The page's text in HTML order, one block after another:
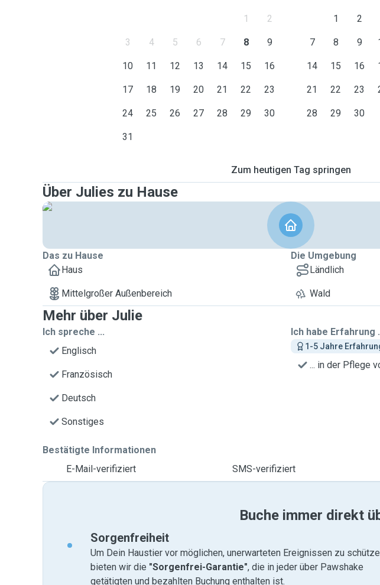
1 2
3 4 5 6 7 8 9
10 11 12 13 14 15 16
17 18 19 20 21 22 23
24 25 26 27 28 29 30
31
1 2
7 8 9
14 15 16
21 22 23
28 29 30
Zum heutigen Tag springen
Über Julies zu Hause
Das zu Hause
Haus
Mittelgroßer Außenbereich
Die Umgebung
Ländlich
Wald
Mehr über Julie
Ich spreche ...
Englisch
Französisch
Deutsch
Sonstiges
Ich habe Erfahrung
1-5 Jahre
... in der Pflege
Bestätigte Informationen
E-Mail-verifiziert
SMS-verifiziert
Buche immer direkt
Sorgenfreiheit
Um Dein Haustier vor möglichen, unerwarteten Ereignissen zu
bieten wir die "Sorgenfrei-Garantie", die in jeder über Pawshake
getätigten und bezahlten Buchung enthalten ist.